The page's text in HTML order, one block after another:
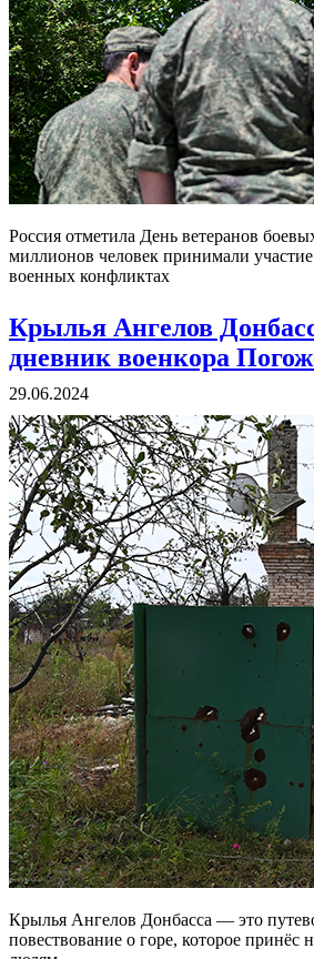
Россия отметила День ветеранов
миллионов человек принимали
военных конфликтах
Крылья Ангелов
дневник военкора
29.06.2024
Крылья Ангелов Донбасса — это
повествование о горе, которое